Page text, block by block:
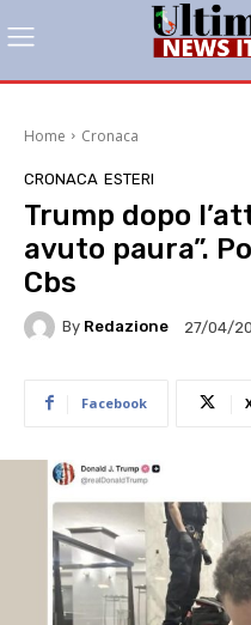
Home Cronaca
CRONACA ESTERI
Trump dopo
avuto paura”.
Cbs
By Redazione 27/04/
Facebook